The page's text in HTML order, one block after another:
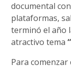
documental
plataformas,
terminó el año
atractivo tema
Para